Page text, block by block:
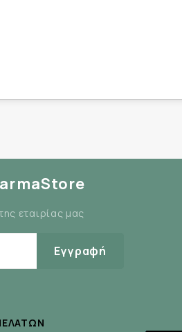
εσώρουχο, εξασφαλίζοντας
εταιρίας μας
Εγγραφή